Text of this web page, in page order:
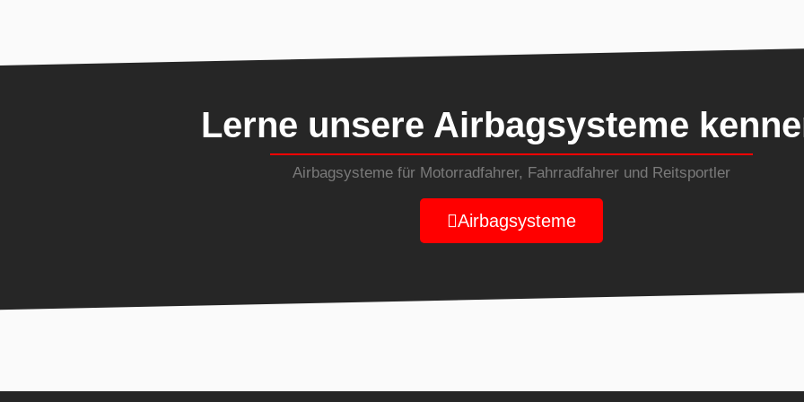
Lerne unsere Airbagsysteme
Airbagsysteme für Motorradfahrer, Fahrradfahrer und Reitsportler
Airbagsysteme